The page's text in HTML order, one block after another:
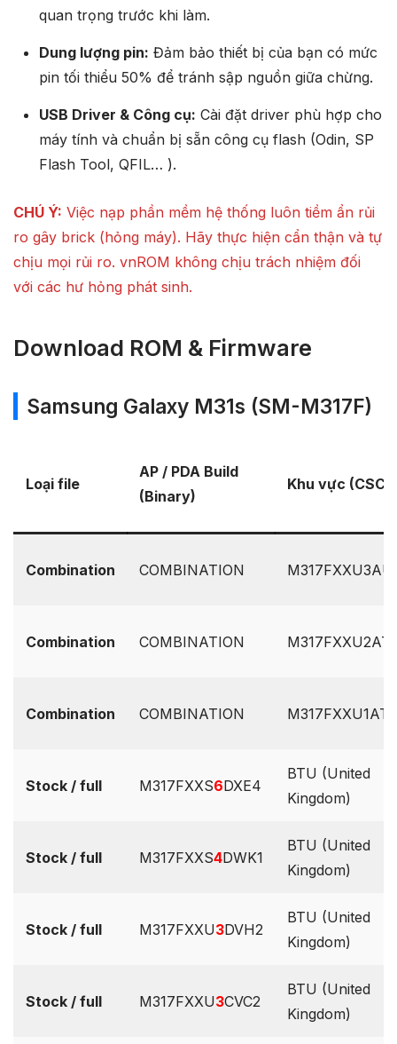
quan trọng trước khi làm.
Dung lượng pin: Đảm bảo thiết bị của bạn có mức
pin tối thiểu 50% để tránh sập nguồn giữa chừng.
USB Driver & Công cụ: Cài đặt driver phù hợp cho
máy tính và chuẩn bị sẵn công cụ flash (Odin, SP
Flash Tool, QFIL… ).
CHÚ Ý: Việc nạp phần mềm hệ thống luôn tiềm ẩn rủi
ro gây brick (hỏng máy). Hãy thực hiện cẩn thận và tự
chịu mọi rủi ro. vnROM không chịu trách nhiệm đối
với các hư hỏng phát sinh.
Download ROM & Firmware
Samsung Galaxy M31s (SM-M317F)
Loại file
AP / PDA Build
(Binary)
Khu vực (CSC)
Combination COMBINATION
Combination COMBINATION
Combination COMBINATION
Stock / full M317FXXS6DXE4
BTU (United
Kingdom)
Stock / full M317FXXS4DWK1
BTU (United
Kingdom)
Stock / full M317FXXU3DVH2
BTU (United
Kingdom)
Stock / full M317FXXU3CVC2
BTU (United
Kingdom)